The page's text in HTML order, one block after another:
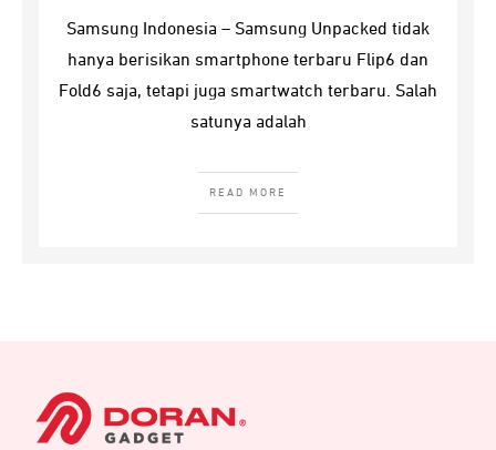
Samsung Indonesia – Samsung Unpacked tidak
hanya berisikan smartphone terbaru Flip6 dan
Fold6 saja, tetapi juga smartwatch terbaru. Salah
satunya adalah
READ MORE